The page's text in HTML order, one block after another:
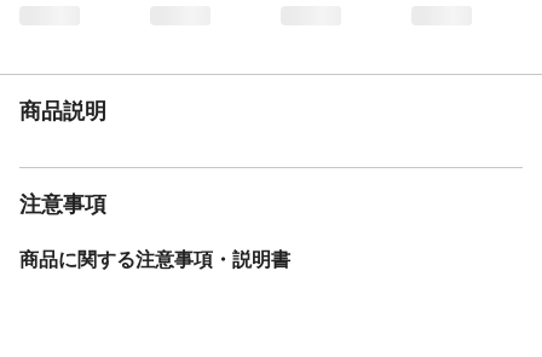
商品説明
注意事項
商品に関する注意事項・説明書